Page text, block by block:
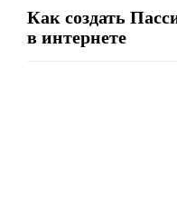
Как создать
в интернете